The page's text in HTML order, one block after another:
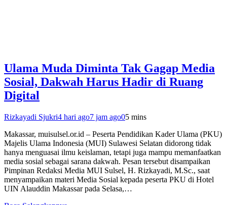
Ulama Muda Diminta Tak Gagap Media
Sosial, Dakwah Harus Hadir di Ruang
Digital
Rizkayadi Sjukri4 hari ago7 jam ago05 mins
Makassar, muisulsel.or.id – Peserta Pendidikan Kader Ulama (PKU)
Majelis Ulama Indonesia (MUI) Sulawesi Selatan didorong tidak
hanya menguasai ilmu keislaman, tetapi juga mampu memanfaatkan
media sosial sebagai sarana dakwah. Pesan tersebut disampaikan
Pimpinan Redaksi Media MUI Sulsel, H. Rizkayadi, M.Sc., saat
menyampaikan materi Media Sosial kepada peserta PKU di Hotel
UIN Alauddin Makassar pada Selasa,…